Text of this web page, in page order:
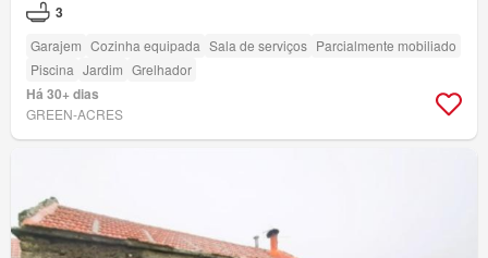
3
Garajem Cozinha equipada Sala de serviços Parcialmente mobiliado
Piscina Jardim Grelhador
Há 30+ dias
GREEN-ACRES